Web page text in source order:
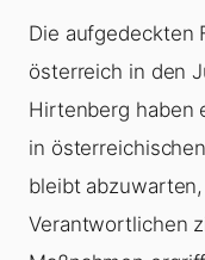
Die aufgedeckten
österreich in den
Hirtenberg haben
in
bleibt
Verantwortlichen